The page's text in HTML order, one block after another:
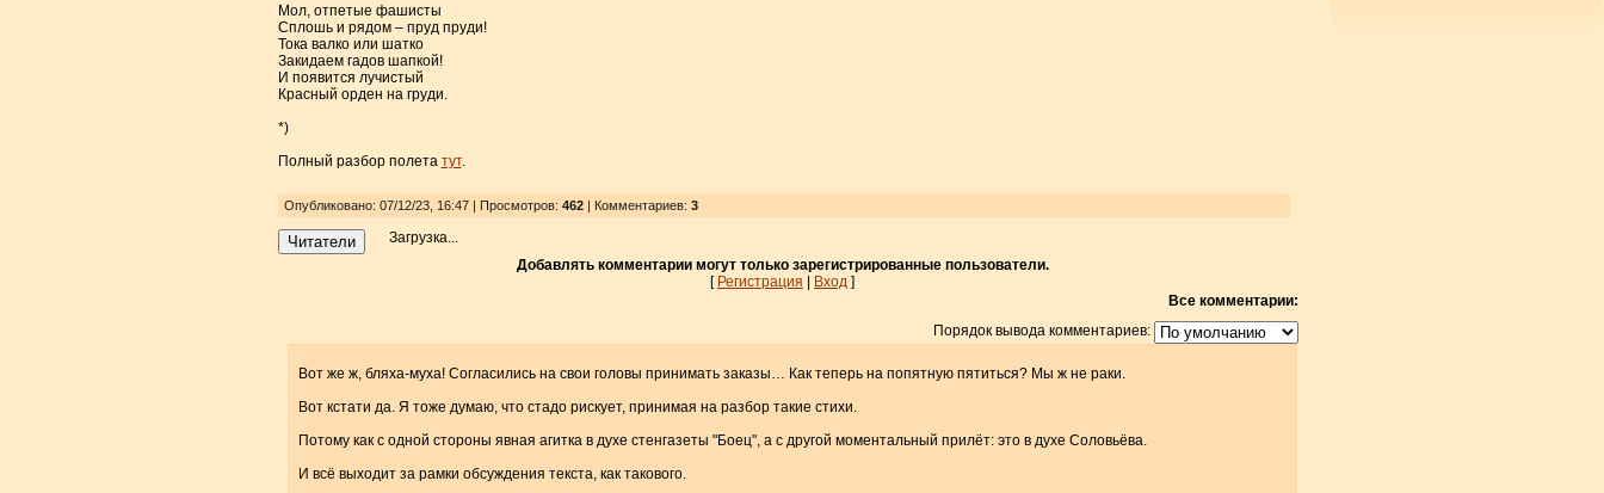
Мол, отпетые фашисты
Сплошь и рядом – пруд пруди!
Тока валко или шатко
Закидаем гадов шапкой!
И появится лучистый
Красный орден на груди.
*)
Полный разбор полета тут.
Опубликовано: 07/12/23, 16:47 | Просмотров: 462| Комментариев: 3
Читатели
Загрузка...
Добавлять комментарии могут только зарегистрированные пользователи.
[ Регистрация | Вход ]
Все комментарии:
Порядок вывода комментариев:
Вот же ж, бляха-муха! Согласились на свои головы принимать заказы… Как теперь на попятную пятиться? Мы ж не раки.
Вот кстати да. Я тоже думаю, что стадо рискует, принимая на разбор такие стихи.
Потому как с одной стороны явная агитка в духе стенгазеты "Боец", а с другой моментальный прилёт: это в духе Соловьёва.
И всё выходит за рамки обсуждения текста, как такового.